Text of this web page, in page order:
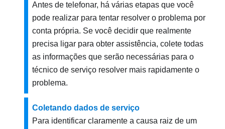
Antes de telefonar, há várias etapas que você
pode realizar para tentar resolver o problema por
conta própria. Se você decidir que realmente
precisa ligar para obter assistência, colete todas
as informações que serão necessárias para o
técnico de serviço resolver mais rapidamente o
problema.
Coletando dados de serviço
Para identificar claramente a causa raiz de um